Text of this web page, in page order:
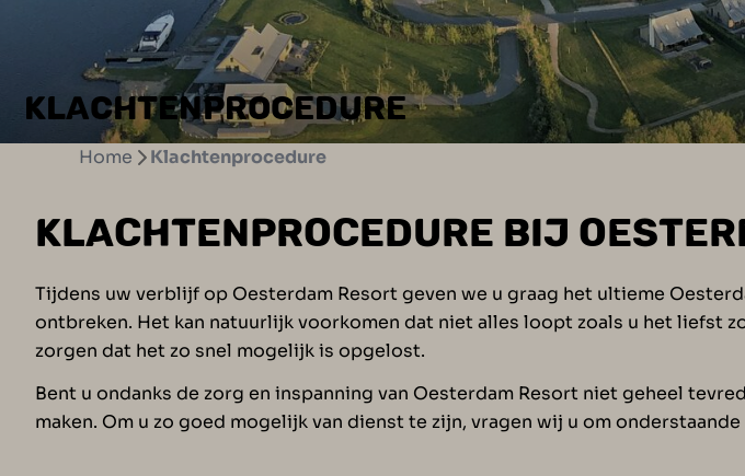
KLACHTENPROCEDURE
Home Klachtenprocedure
KLACHTENPROCEDURE BIJ
Tijdens uw verblijf op Oesterdam Resort geven we u graag het ultieme
ontbreken. Het kan natuurlijk voorkomen dat niet alles loopt zoals u het liefst
zorgen dat het zo snel mogelijk is opgelost.
Bent u ondanks de zorg en inspanning van Oesterdam Resort niet geheel
maken. Om u zo goed mogelijk van dienst te zijn, vragen wij u om